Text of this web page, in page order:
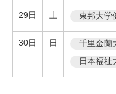
29日 土 東邦大学
30日 日 千里金蘭
日本福